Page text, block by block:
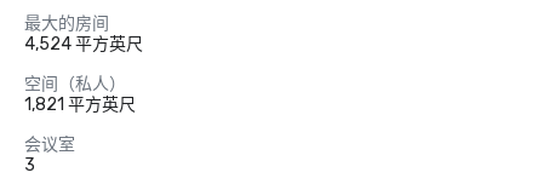
最大的房间
4,524 平方英尺
空间（私人）
1,821 平方英尺
会议室
3